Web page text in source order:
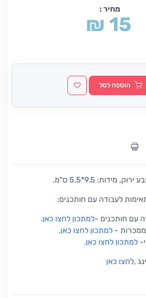
מחיר :
₪ 15
הוספה לסל
מידות: 9.5*5.5 ס"מ.
לעבודה עם חותכנים:
עם חותכנים -למתכון לחצו כאן.
ממכרות - למתכון לחצו כאן.
- למתכון לחצו כאן.
,לחצו כאן